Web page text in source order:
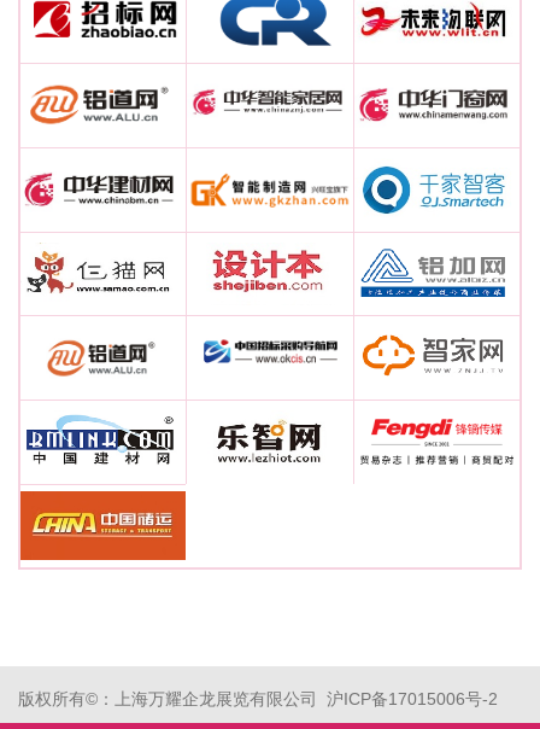
版权所有©：上海万耀企龙展览有限公司 沪ICP备17015006号-2